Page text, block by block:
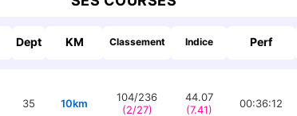
Dept KM Classement Indice Perf
35 10km
104/236
(2/27)
44.07
(7.41)
00:36:12